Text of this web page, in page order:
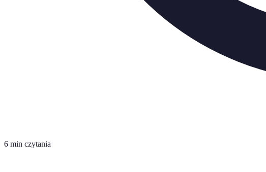
6 min czytania